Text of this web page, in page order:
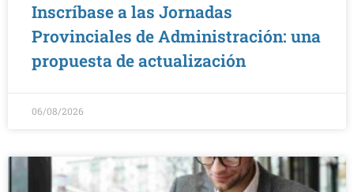
Inscríbase a las Jornadas
Provinciales de Administración: una
propuesta de actualización
06/08/2026